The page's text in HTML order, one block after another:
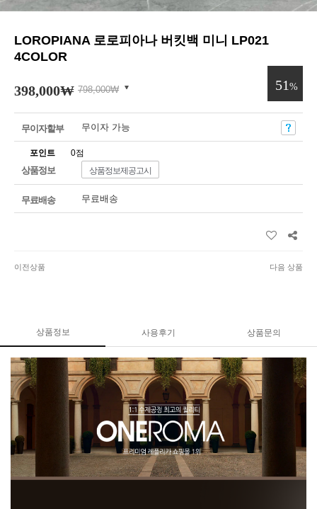
LOROPIANA 로로피아나 버킷백 미니 LP021
4COLOR
398,000₩ 798,000₩ 51 %
무이자할부 무이자 가능
포인트 0점
상품정보 상품정보제공고시
무료배송 무료배송
이전상품 다음 상품
상품정보 사용후기 상품문의